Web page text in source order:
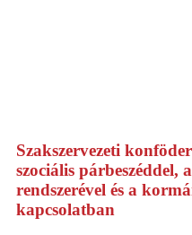
Szakszervezeti
szociális
rendszerével és a
kapcsolatban